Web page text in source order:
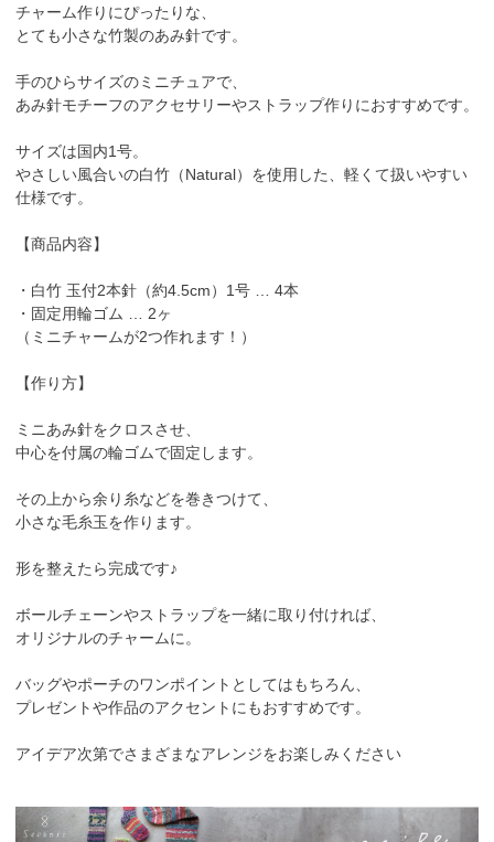
チャーム作りにぴったりな、
とても小さな竹製のあみ針です。
手のひらサイズのミニチュアで、
あみ針モチーフのアクセサリーやストラップ作りにおすすめです。
サイズは国内1号。
やさしい風合いの白竹（Natural）を使用した、軽くて扱いやすい
仕様です。
【商品内容】
・白竹 玉付2本針（約4.5cm）1号 … 4本
・固定用輪ゴム … 2ヶ
（ミニチャームが2つ作れます！）
【作り方】
ミニあみ針をクロスさせ、
中心を付属の輪ゴムで固定します。
その上から余り糸などを巻きつけて、
小さな毛糸玉を作ります。
形を整えたら完成です♪
ボールチェーンやストラップを一緒に取り付ければ、
オリジナルのチャームに。
バッグやポーチのワンポイントとしてはもちろん、
プレゼントや作品のアクセントにもおすすめです。
アイデア次第でさまざまなアレンジをお楽しみください